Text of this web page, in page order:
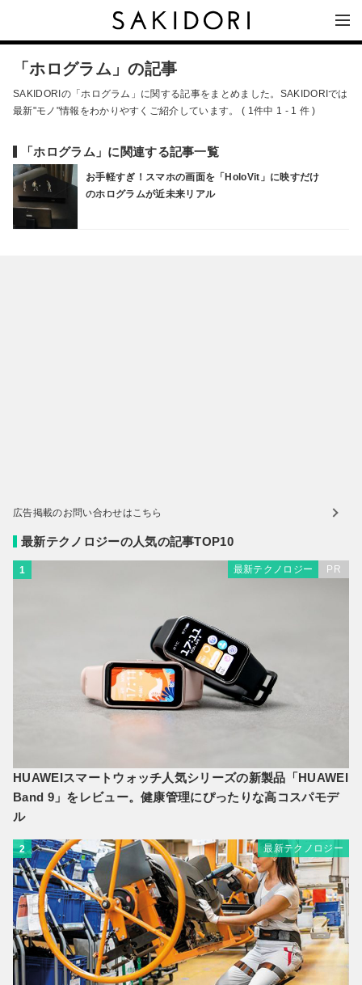
「ホログラム」の記事
SAKIDORIの「ホログラム」に関する記事をまとめました。SAKIDORIでは
最新"モノ"情報をわかりやすくご紹介しています。 ( 1件中 1 - 1 件 )
「ホログラム」に関連する記事一覧
お手軽すぎ！スマホの画面を「HoloVit」に映すだけ
のホログラムが近未来リアル
広告掲載のお問い合わせはこちら
最新テクノロジーの人気の記事TOP10
1 最新テクノロジー PR
HUAWEIスマートウォッチ人気シリーズの新製品「HUAWEI
Band 9」をレビュー。健康管理にぴったりな高コスパモデ
ル
2 最新テクノロジー